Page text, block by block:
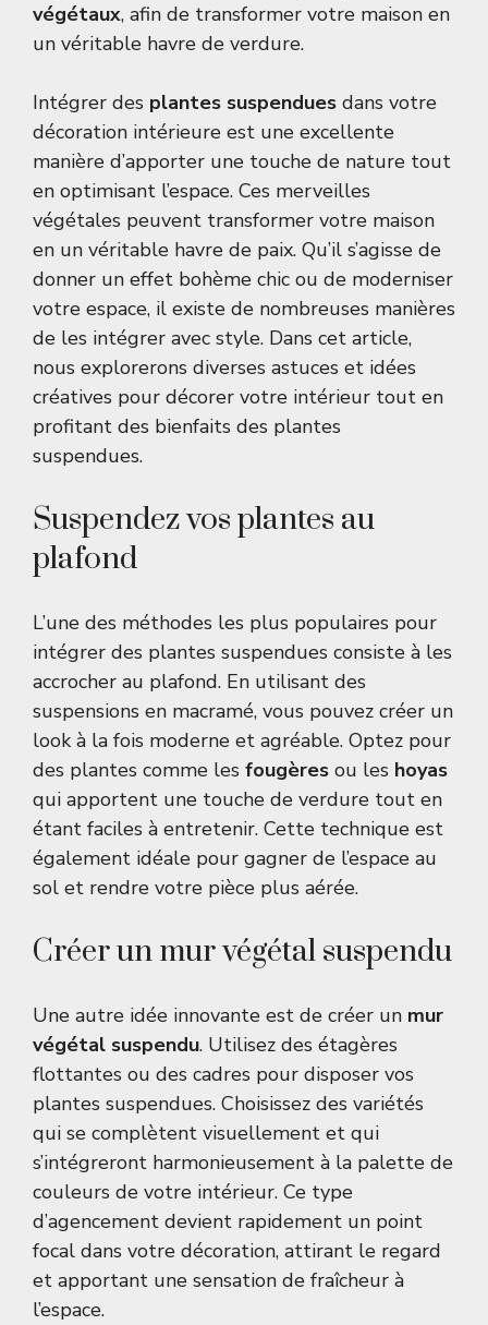
végétaux, afin de transformer votre maison en
un véritable havre de verdure.
Intégrer des plantes suspendues dans votre
décoration intérieure est une excellente
manière d’apporter une touche de nature tout
en optimisant l’espace. Ces merveilles
végétales peuvent transformer votre maison
en un véritable havre de paix. Qu’il s’agisse de
donner un effet bohème chic ou de moderniser
votre espace, il existe de nombreuses manières
de les intégrer avec style. Dans cet article,
nous explorerons diverses astuces et idées
créatives pour décorer votre intérieur tout en
profitant des bienfaits des plantes
suspendues.
Suspendez vos plantes au
plafond
L’une des méthodes les plus populaires pour
intégrer des plantes suspendues consiste à les
accrocher au plafond. En utilisant des
suspensions en macramé, vous pouvez créer un
look à la fois moderne et agréable. Optez pour
des plantes comme les fougères ou les hoyas
qui apportent une touche de verdure tout en
étant faciles à entretenir. Cette technique est
également idéale pour gagner de l’espace au
sol et rendre votre pièce plus aérée.
Créer un mur végétal suspendu
Une autre idée innovante est de créer un mur
végétal suspendu. Utilisez des étagères
flottantes ou des cadres pour disposer vos
plantes suspendues. Choisissez des variétés
qui se complètent visuellement et qui
s’intégreront harmonieusement à la palette de
couleurs de votre intérieur. Ce type
d’agencement devient rapidement un point
focal dans votre décoration, attirant le regard
et apportant une sensation de fraîcheur à
l’espace.